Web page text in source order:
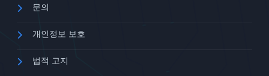
문의
개인정보 보호
법적 고지